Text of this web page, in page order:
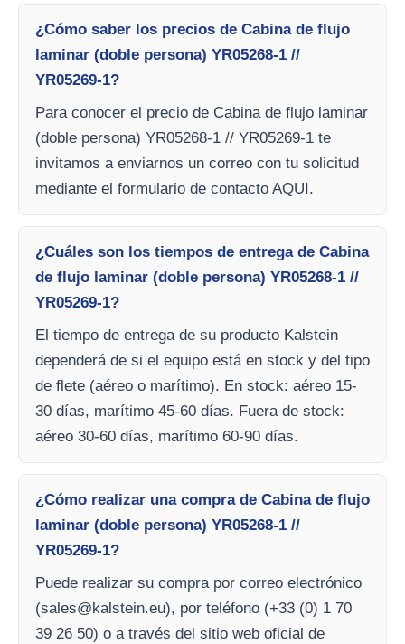
¿Cómo saber los precios de Cabina de flujo
laminar (doble persona) YR05268-1 //
YR05269-1?
Para conocer el precio de Cabina de flujo laminar
(doble persona) YR05268-1 // YR05269-1 te
invitamos a enviarnos un correo con tu solicitud
mediante el formulario de contacto AQUI.
¿Cuáles son los tiempos de entrega de Cabina
de flujo laminar (doble persona) YR05268-1 //
YR05269-1?
El tiempo de entrega de su producto Kalstein
dependerá de si el equipo está en stock y del tipo
de flete (aéreo o marítimo). En stock: aéreo 15-
30 días, marítimo 45-60 días. Fuera de stock:
aéreo 30-60 días, marítimo 60-90 días.
¿Cómo realizar una compra de Cabina de flujo
laminar (doble persona) YR05268-1 //
YR05269-1?
Puede realizar su compra por correo electrónico
(sales@kalstein.eu), por teléfono (+33 (0) 1 70
39 26 50) o a través del sitio web oficial de